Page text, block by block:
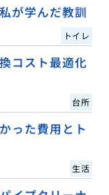
が学んだ教訓
トイレ
コスト最適化
台所
った費用とト
生活